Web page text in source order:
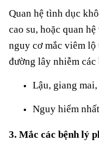
Quan hệ tình dục
cao su, hoặc quan
nguy cơ mắc viêm lộ
đường lây nhiễm
Lậu, giang
Nguy hiểm
3. Mắc các bệnh lý